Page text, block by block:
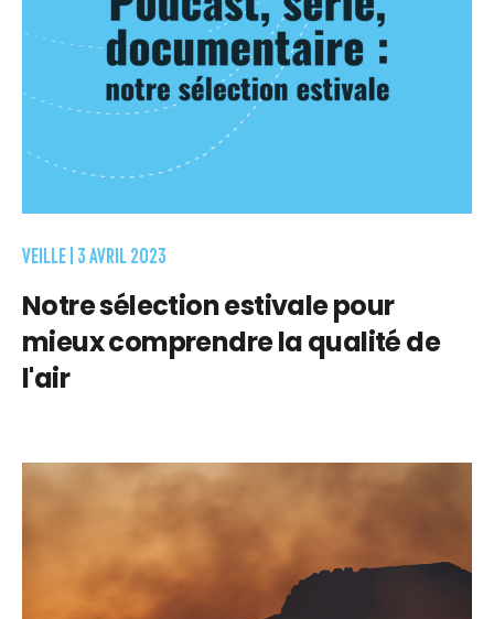
VEILLE | 3 AVRIL 2023
Notre sélection estivale pour
mieux comprendre la qualité de
l'air